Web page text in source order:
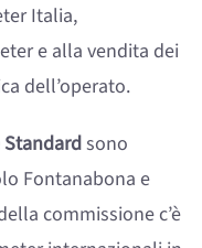
Italia,
e alla vendita dei
dell’operato.
sono
Fontanabona e
commissione c’è